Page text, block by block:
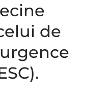
de